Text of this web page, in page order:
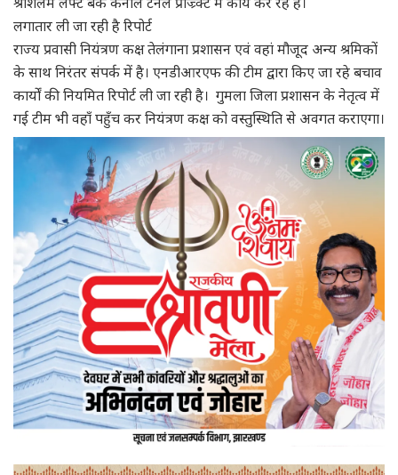
लगातार ली जा रही है रिपोर्ट
राज्य प्रवासी नियंत्रण कक्ष तेलंगाना प्रशासन एवं वहां मौजूद अन्य श्रमिकों
के साथ निरंतर संपर्क में है। एनडीआरएफ की टीम द्वारा किए जा रहे बचाव
कार्यों की नियमित रिपोर्ट ली जा रही है। गुमला जिला प्रशासन के नेतृत्व में
गई टीम भी वहाँ पहुँच कर नियंत्रण कक्ष को वस्तुस्थिति से अवगत कराएगा।